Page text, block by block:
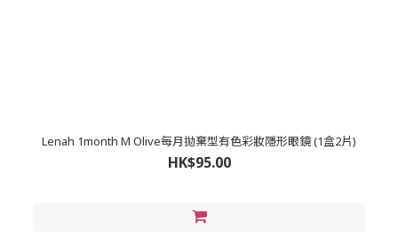
Lenah 1month M Olive每月拋棄型有色彩妝隱形眼鏡 (1盒2片)
HK$95.00